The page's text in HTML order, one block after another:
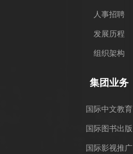
人事招聘
发展历程
组织架构
集团业务
国际中文教育
国际图书出版
国际影视推广